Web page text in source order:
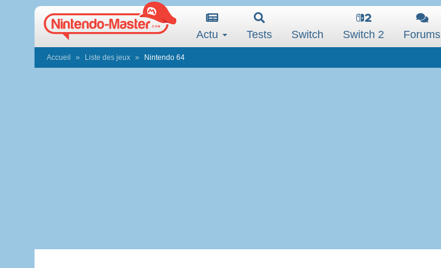
Actu Tests Switch Switch 2 Forums
Accueil Liste des jeux Nintendo 64